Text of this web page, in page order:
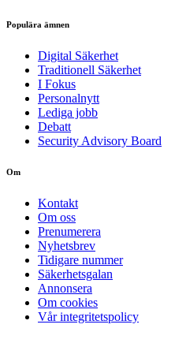
Populära ämnen
Digital Säkerhet
Traditionell Säkerhet
I Fokus
Personalnytt
Lediga jobb
Debatt
Security Advisory Board
Om
Kontakt
Om oss
Prenumerera
Nyhetsbrev
Tidigare nummer
Säkerhetsgalan
Annonsera
Om cookies
Vår integritetspolicy